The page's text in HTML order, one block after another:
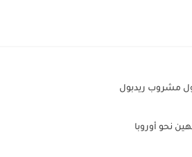
مشروب ريدبول
نحو أوروبا